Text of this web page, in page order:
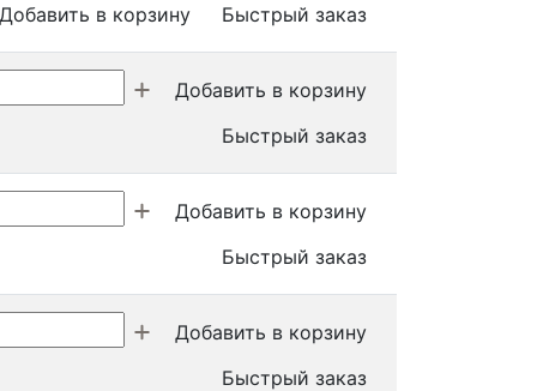
Добавить в корзину
Быстрый заказ
Добавить в корзину
Быстрый заказ
Добавить в корзину
Быстрый заказ
Добавить в корзину
Быстрый заказ